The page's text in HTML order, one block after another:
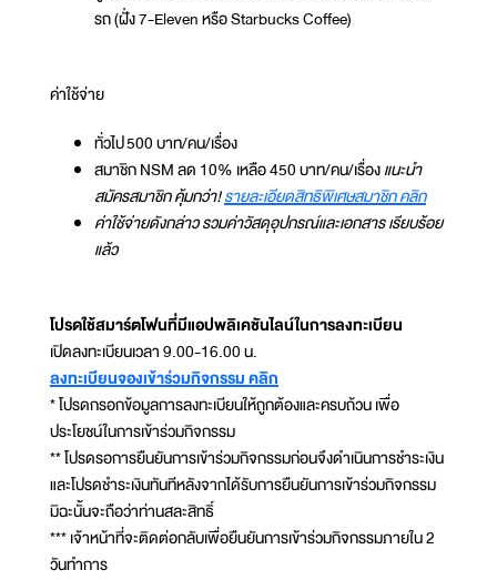
รถ (ฝั่ง 7-Eleven หรือ Starbucks Coffee)
ค่าใช้จ่าย
ทั่วไป 500 บาท/คน/เรื่อง
สมาชิก NSM ลด 10% เหลือ 450 บาท/คน/เรื่องแนะนำ
สมัครสมาชิก คุ้มกว่า!รายละเอียดสิทธิพิเศษสมาชิก คลิก
ค่าใช้จ่ายดังกล่าว รวมค่าวัสดุอุปกรณ์และเอกสาร เรียบร้อย
แล้ว
โปรดใช้สมาร์ตโฟนที่มีแอปพลิเคชันไลน์ในการลงทะเบียน
เปิดลงทะเบียนเวลา 9.00-16.00 น.
ลงทะเบียนจองเข้าร่วมกิจกรรม คลิก
* โปรดกรอกข้อมูลการลงทะเบียนให้ถูกต้องและครบถ้วน เพื่อ
ประโยชน์ในการเข้าร่วมกิจกรรม
** โปรดรอการยืนยันการเข้าร่วมกิจกรรมก่อนจึงดำเนินการชำระเงิน
และโปรดชำระเงินทันทีหลังจากได้รับการยืนยันการเข้าร่วมกิจกรรม
มิฉะนั้นจะถือว่าท่านสละสิทธิ์
*** เจ้าหน้าที่จะติดต่อกลับเพื่อยืนยันการเข้าร่วมกิจกรรมภายใน 2
วันทำการ